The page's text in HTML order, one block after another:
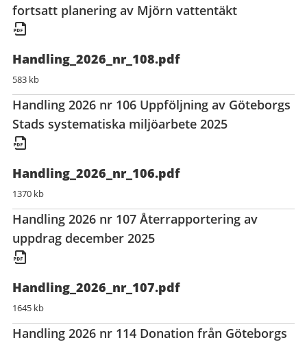
fortsatt planering av Mjörn vattentäkt
Handling_2026_nr_108.pdf
583 kb
Handling 2026 nr 106 Uppföljning av Göteborgs
Stads systematiska miljöarbete 2025
Handling_2026_nr_106.pdf
1370 kb
Handling 2026 nr 107 Återrapportering av
uppdrag december 2025
Handling_2026_nr_107.pdf
1645 kb
Handling 2026 nr 114 Donation från Göteborgs